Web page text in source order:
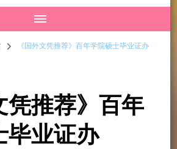
《国外文凭推荐》百年学院硕士毕业证办
凭推荐》百年
毕业证办